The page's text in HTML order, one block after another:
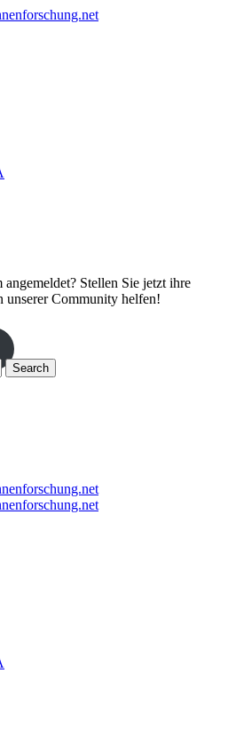
Stellen Sie jetzt ihre
unserer Community helfen!
Search